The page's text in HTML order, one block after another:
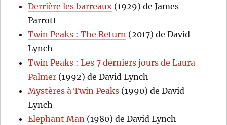
Derrière les barreaux (1929) de James
Parrott
Twin Peaks : The Return (2017) de David
Lynch
Twin Peaks : Les 7 derniers jours de Laura
Palmer (1992) de David Lynch
Mystères à Twin Peaks (1990) de David
Lynch
Elephant Man (1980) de David Lynch